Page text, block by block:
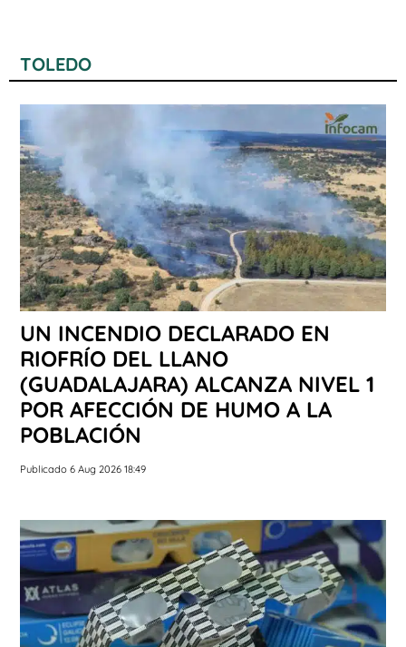
TOLEDO
UN INCENDIO DECLARADO EN
RIOFRÍO DEL LLANO
(GUADALAJARA) ALCANZA NIVEL 1
POR AFECCIÓN DE HUMO A LA
POBLACIÓN
Publicado 6 Aug 2026 18:49